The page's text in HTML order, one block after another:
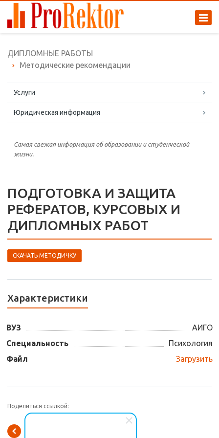
ДИПЛОМНЫЕ РАБОТЫ
Методические рекомендации
Услуги
Юридическая информация
Самая свежая информация об образовании и студенческой
жизни.
ПОДГОТОВКА И ЗАЩИТА
РЕФЕРАТОВ, КУРСОВЫХ И
ДИПЛОМНЫХ РАБОТ
СКАЧАТЬ МЕТОДИЧКУ
Характеристики
ВУЗ
АИГО
Специальность
Психология
Файл
Загрузить
Поделиться ссылкой: